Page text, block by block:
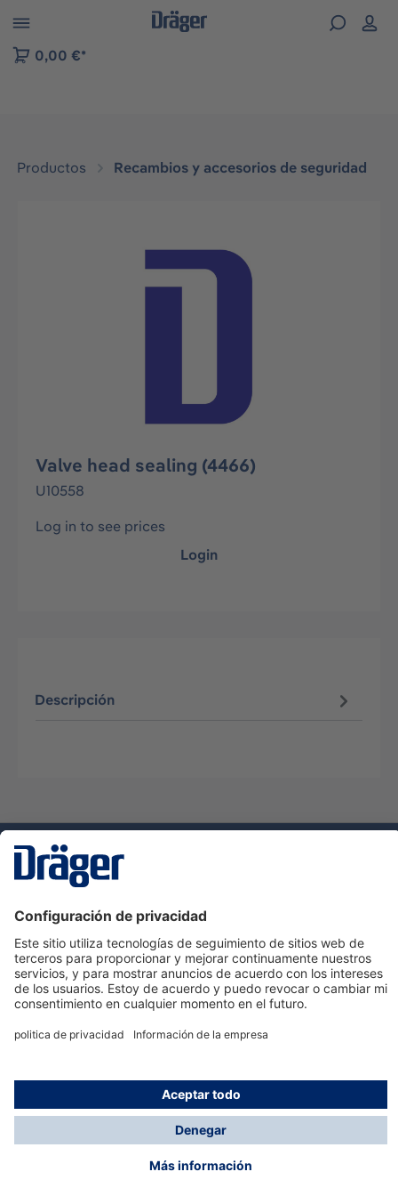
to B2B platform navigation
0,00 €*
Productos Recambios y accesorios de seguridad
Omitir galería de imágenes
Valve head sealing (4466)
U10558
Log in to see prices
Login
Descripción
Servicio de atención al cliente de Dräger
Ayuda
Información
© Dräger Hispania S.A.U., 2024
*Todos los precios no incluyen IVA y posibles gastos
de envío, salvo que indique lo contrario